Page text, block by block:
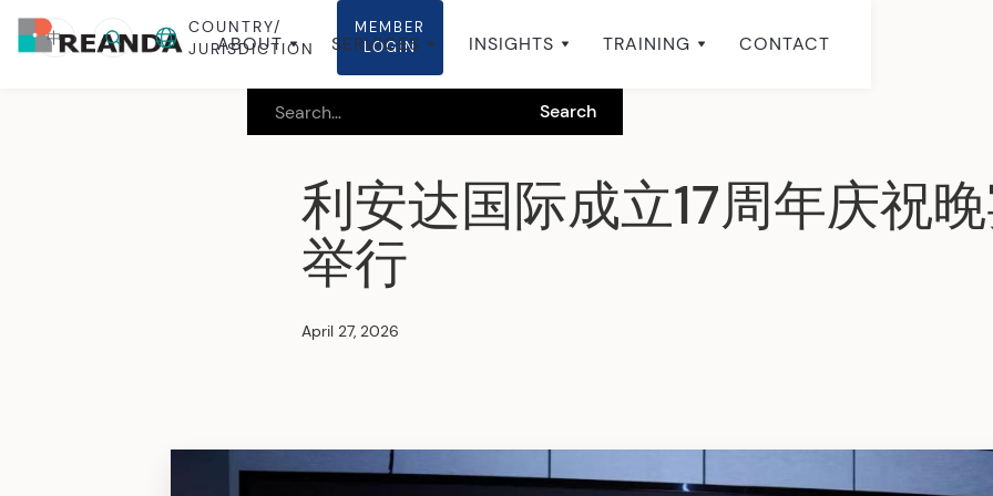
ABOUT SERVICES INSIGHTS TRAINING CONTACT
中
COUNTRY/
JURISDICTION
MEMBER
LOGIN
利安达国际成立17周年庆祝
举行
April 27, 2026